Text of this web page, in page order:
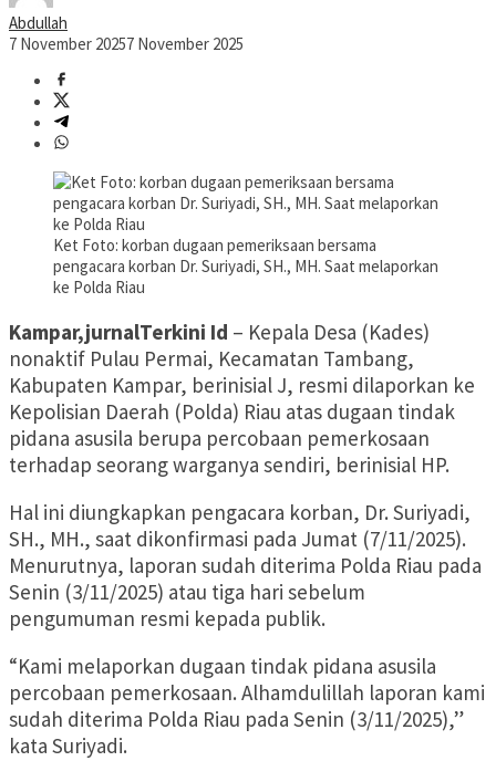
Abdullah
7 November 20257 November 2025
Ket Foto: korban dugaan pemeriksaan bersama
pengacara korban Dr. Suriyadi, SH., MH. Saat melaporkan
ke Polda Riau
Kampar,jurnalTerkini Id – Kepala Desa (Kades)
nonaktif Pulau Permai, Kecamatan Tambang,
Kabupaten Kampar, berinisial J, resmi dilaporkan ke
Kepolisian Daerah (Polda) Riau atas dugaan tindak
pidana asusila berupa percobaan pemerkosaan
terhadap seorang warganya sendiri, berinisial HP.
Hal ini diungkapkan pengacara korban, Dr. Suriyadi,
SH., MH., saat dikonfirmasi pada Jumat (7/11/2025).
Menurutnya, laporan sudah diterima Polda Riau pada
Senin (3/11/2025) atau tiga hari sebelum
pengumuman resmi kepada publik.
“Kami melaporkan dugaan tindak pidana asusila
percobaan pemerkosaan. Alhamdulillah laporan kami
sudah diterima Polda Riau pada Senin (3/11/2025),”
kata Suriyadi.